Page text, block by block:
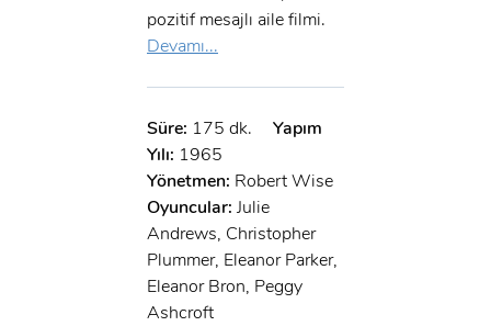
pozitif mesajlı aile filmi.
Devamı...
Süre: 175 dk.
Yapım
Yılı: 1965
Yönetmen: Robert Wise
Oyuncular: Julie
Andrews, Christopher
Plummer, Eleanor Parker,
Eleanor Bron, Peggy
Ashcroft